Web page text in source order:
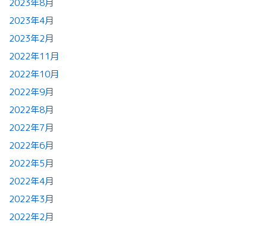
2023年8月
2023年4月
2023年2月
2022年11月
2022年10月
2022年9月
2022年8月
2022年7月
2022年6月
2022年5月
2022年4月
2022年3月
2022年2月